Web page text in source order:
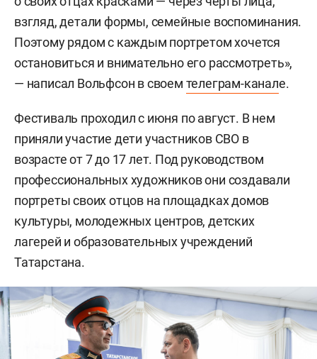
взгляд, детали формы, семейные воспоминания.
Поэтому рядом с каждым портретом хочется
остановиться и внимательно его рассмотреть»,
— написал Вольфсон в своем телеграм-канале.
Фестиваль проходил с июня по август. В нем
приняли участие дети участников СВО в
возрасте от 7 до 17 лет. Под руководством
профессиональных художников они создавали
портреты своих отцов на площадках домов
культуры, молодежных центров, детских
лагерей и образовательных учреждений
Татарстана.